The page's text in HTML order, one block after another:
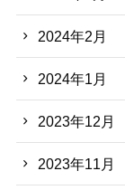
2024年2月
2024年1月
2023年12月
2023年11月